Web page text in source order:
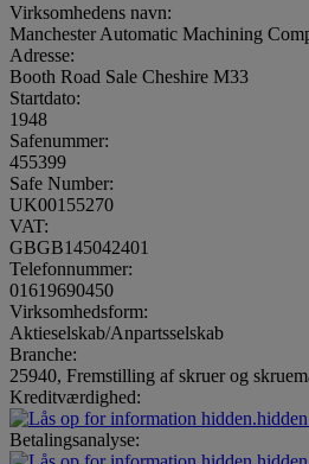
Virksomhedens navn:
Manchester Automatic Machining
Adresse:
Booth Road Sale Cheshire M33
Startdato:
1948
Safenummer:
455399
Safe Number:
UK00155270
VAT:
GBGB145042401
Telefonnummer:
01619690450
Virksomhedsform:
Aktieselskab/Anpartsselskab
Branche:
25940, Fremstilling af skruer og
Kreditværdighed:
Betalingsanalyse: